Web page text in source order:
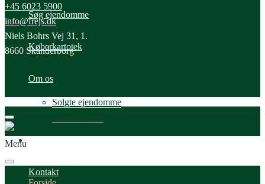
Søg ejendomme
Køberkartotek
Om os
Solgte ejendomme
Kontakt
+45 6023 5900
info@frejs.dk
Niels Bohrs Vej 31, 1.
8660 Skanderborg
Menu